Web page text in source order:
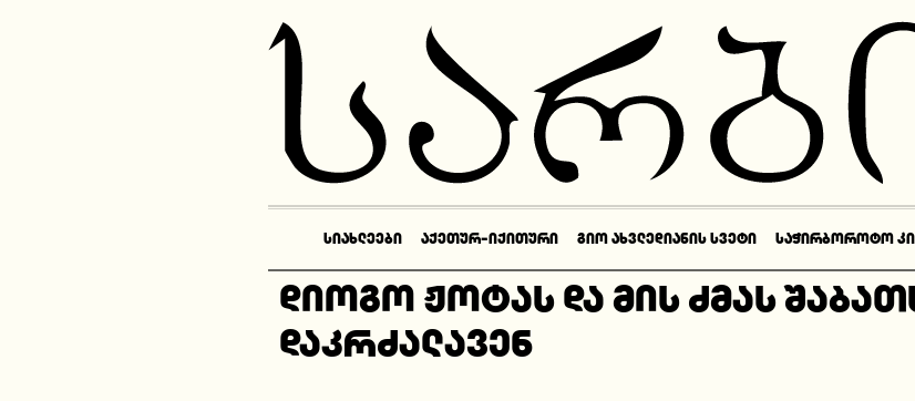
ᲡᲘᲐᲮᲚᲔᲔᲑᲘ ᲐᲥᲔᲗᲣᲠ-ᲘᲥᲘᲗᲣᲠᲘ ᲒᲘᲝ ᲐᲮᲕᲚᲔᲓᲘᲐᲜᲘᲡ ᲡᲕᲔᲢᲘ ᲡᲐᲭᲘᲠᲑᲝᲠᲝᲢᲝ
დიოგო ჟოტას და მის ძმას
დაკრძალავენ